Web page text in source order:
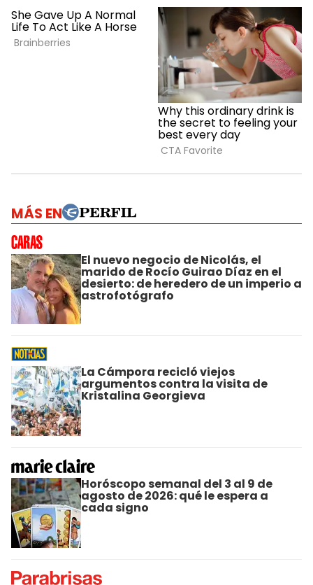
MÁS EN
El nuevo negocio de Nicolás, el
marido de Rocío Guirao Díaz en el
desierto: de heredero de un imperio a
astrofotógrafo
La Cámpora recicló viejos
argumentos contra la visita de
Kristalina Georgieva
Horóscopo semanal del 3 al 9 de
agosto de 2026: qué le espera a
cada signo